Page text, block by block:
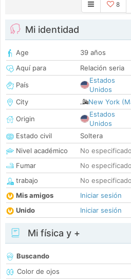
8
Mi identidad
Age
39 años
Aquí para
Relación seria
País
Estados
Unidos
City
New York
Origin
Estados
Unidos
Estado civil
Soltera
Nivel académico
No especificado
Fumar
No especificado
trabajo
No especificado
Mis amigos
Iniciar sesión
Unido
Iniciar sesión
Mi física y +
Buscando
Color de ojos